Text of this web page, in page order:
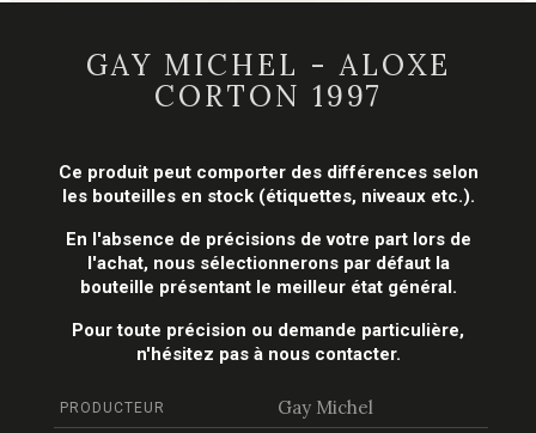
GAY MICHEL - ALOXE
CORTON 1997
Ce produit peut comporter des différences selon
les bouteilles en stock (étiquettes, niveaux etc.).
En l'absence de précisions de votre part lors de
l'achat, nous sélectionnerons par défaut la
bouteille présentant le meilleur état général.
Pour toute précision ou demande particulière,
n'hésitez pas à nous contacter.
PRODUCTEUR Gay Michel